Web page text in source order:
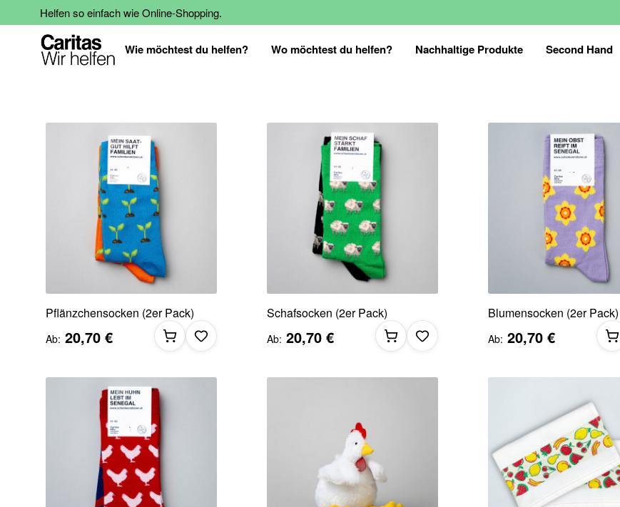
Helfen so einfach wie Online-Shopping.
Wie möchtest du helfen? Wo möchtest du helfen? Nachhaltige Produkte Second Hand
Pflänzchensocken (2er Pack)
Ab 20,70 €
Schafsocken (2er Pack)
Ab 20,70 €
Blumensocken (2er Pack)
Ab 20,70 €